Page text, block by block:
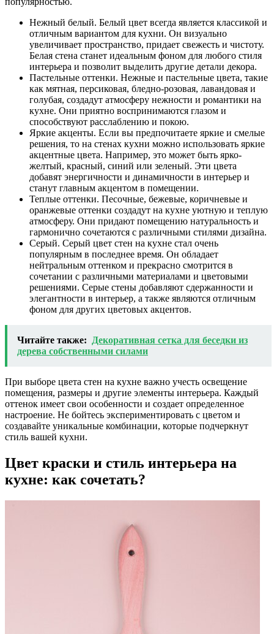
Нежный белый. Белый цвет всегда является классикой и
отличным вариантом для кухни. Он визуально
увеличивает пространство, придает свежесть и чистоту.
Белая стена станет идеальным фоном для любого стиля
интерьера и позволит выделить другие детали декора.
Пастельные оттенки. Нежные и пастельные цвета, такие
как мятная, персиковая, бледно-розовая, лавандовая и
голубая, создадут атмосферу нежности и романтики на
кухне. Они приятно воспринимаются глазом и
способствуют расслаблению и покою.
Яркие акценты. Если вы предпочитаете яркие и смелые
решения, то на стенах кухни можно использовать яркие
акцентные цвета. Например, это может быть ярко-
желтый, красный, синий или зеленый. Эти цвета
добавят энергичности и динамичности в интерьер и
станут главным акцентом в помещении.
Теплые оттенки. Песочные, бежевые, коричневые и
оранжевые оттенки создадут на кухне уютную и теплую
атмосферу. Они придают помещению натуральность и
гармонично сочетаются с различными стилями дизайна.
Серый. Серый цвет стен на кухне стал очень
популярным в последнее время. Он обладает
нейтральным оттенком и прекрасно смотрится в
сочетании с различными материалами и цветовыми
решениями. Серые стены добавляют сдержанности и
элегантности в интерьер, а также являются отличным
фоном для других цветовых акцентов.
Читайте также:
Декоративная сетка для беседки из
дерева собственными силами
При выборе цвета стен на кухне важно учесть освещение
помещения, размеры и другие элементы интерьера. Каждый
оттенок имеет свои особенности и создает определенное
настроение. Не бойтесь экспериментировать с цветом и
создавайте уникальные комбинации, которые подчеркнут
стиль вашей кухни.
Цвет краски и стиль интерьера на
кухне: как сочетать?